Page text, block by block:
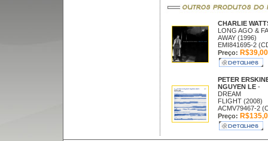
CHARLIE
LONG AGO &
AWAY (1996)
EMI841695-2
Preço: R$39,00
PETER
NGUYEN LE-
DREAM
FLIGHT (2008)
ACMV79467-2
Preço: